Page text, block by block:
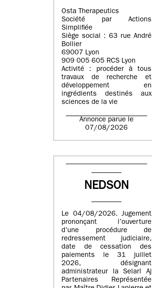
Osta Therapeutics
Société par Actions
Simplifiée
Siège social : 63 rue André
Bollier
69007 Lyon
909 005 605 RCS Lyon
Activité : procéder à tous
travaux de recherche et
développement en
ingrédients destinés aux
sciences de la vie
Annonce parue le
07/08/2026
NEDSON
Le 04/08/2026. Jugement
prononçant l’ouverture
d’une procédure de
redressement judiciaire,
date de cessation des
paiements le 31 juillet
2026, désignant
administrateur la Selarl Aj
Partenaires Représentée